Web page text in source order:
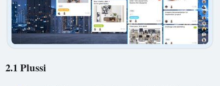
2.1 Plussi